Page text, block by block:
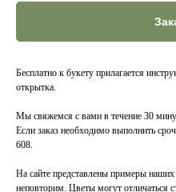
Бесплатно к букету прилагается
открытка.
Мы свяжемся с вами в течение 30
Если заказ необходимо выполнить
608.
На сайте представлены примеры
неповторим. Цветы могут отличаться